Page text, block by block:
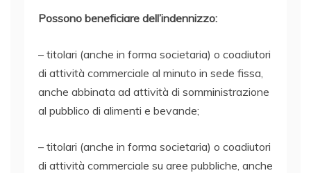
Possono beneficiare dell’indennizzo:
– titolari (anche in forma societaria) o coadiutori
di attività commerciale al minuto in sede fissa,
anche abbinata ad attività di somministrazione
al pubblico di alimenti e bevande;
– titolari (anche in forma societaria) o coadiutori
di attività commerciale su aree pubbliche, anche